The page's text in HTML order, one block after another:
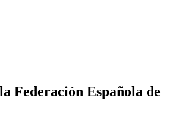
Federación Española de